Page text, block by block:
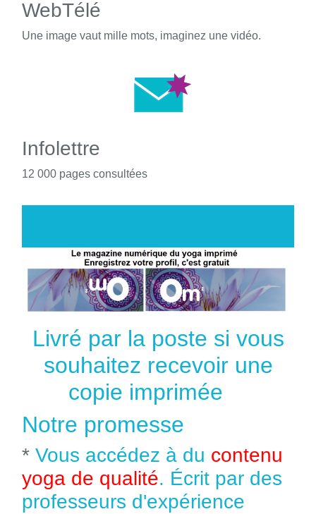
WebTélé
Une image vaut mille mots, imaginez une vidéo.
Infolettre
12 000 pages consultées
Livré par la poste si vous
souhaitez recevoir une
copie imprimée
Notre promesse
* Vous accédez à du contenu
yoga de qualité. Écrit par des
professeurs d'expérience